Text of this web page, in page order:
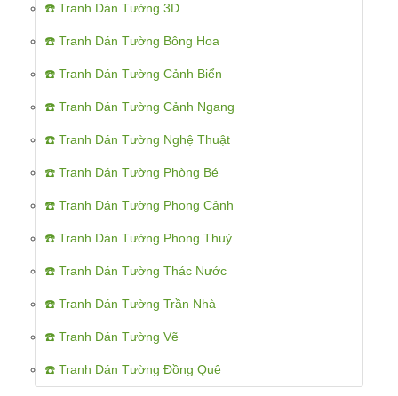
☎️ Tranh Dán Tường 3D
☎️ Tranh Dán Tường Bông Hoa
☎️ Tranh Dán Tường Cảnh Biển
☎️ Tranh Dán Tường Cảnh Ngang
☎️ Tranh Dán Tường Nghệ Thuật
☎️ Tranh Dán Tường Phòng Bé
☎️ Tranh Dán Tường Phong Cảnh
☎️ Tranh Dán Tường Phong Thuỷ
☎️ Tranh Dán Tường Thác Nước
☎️ Tranh Dán Tường Trần Nhà
☎️ Tranh Dán Tường Vẽ
☎️ Tranh Dán Tường Đồng Quê